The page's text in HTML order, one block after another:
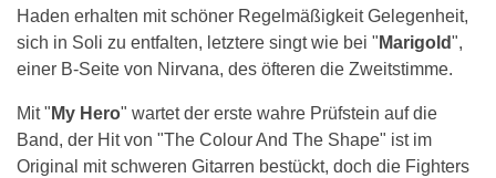
Haden erhalten mit schöner Regelmäßigkeit Gelegenheit,
sich in Soli zu entfalten, letztere singt wie bei " Marigold",
einer B-Seite von Nirvana, des öfteren die Zweitstimme.
Mit " My Hero" wartet der erste wahre Prüfstein auf die
Band, der Hit von "The Colour And The Shape" ist im
Original mit schweren Gitarren bestückt, doch die Fighters